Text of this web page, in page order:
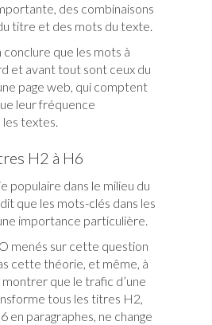
des combinaisons
titre et des mots du texte.
que les mots à
et avant tout sont ceux du
page web, qui comptent
leur fréquence
les textes.
H2 à H6
populaire dans le milieu du
que les mots-clés dans les
importance particulière.
menés sur cette question
cette théorie, et même, à
montrer que le trafic d’une
tous les titres H2,
en paragraphes, ne change